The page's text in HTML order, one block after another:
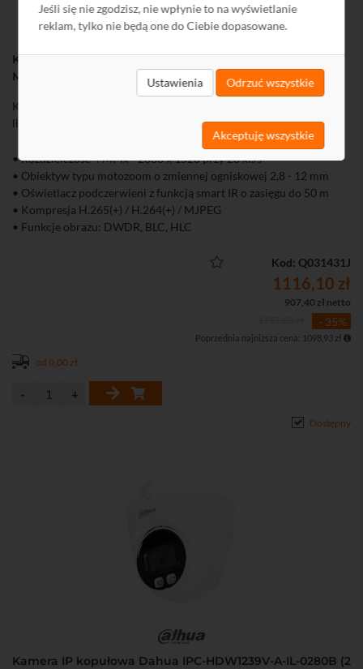
Jeśli się nie zgodzisz, nie wpłynie to na wyświetlanie
reklam, tylko nie będą one do Ciebie dopasowane.
Ustawienia Odrzuć wszystkie
Akceptuję wszystkie
Kamera IP tubowa Dahua IPC-HFW1431T-ZS-2812-S4 (4
Mpix, 2,8 - 12 mm Motozoom, 0,03 lx, IR do 50 m, H.265)
Kamera IP tubowa Dahua należąca do budżetowych rozwiązań z
linii Entry 4 Mpix. Czułość 0,03 lx. Obiektyw 2,8 - 12 mm.
• Rozdzielczość 4 MPix - 2688 x 1520 przy 20 kl./s
• Obiektyw typu motozoom o zmiennej ogniskowej 2,8 - 12 mm
• Oświetlacz podczerwieni z funkcją smart IR o zasięgu do 50 m
• Kompresja H.265(+) / H.264(+) / MJPEG
• Funkcje obrazu: DWDR, BLC, HLC
Kod: Q031431J
1116,10 zł
907,40 zł netto
- 35%
Poprzednia najniższa cena: 1098,93 zł
od 0,00 zł
Dostępny
Kamera IP kopułowa Dahua IPC-HDW1239V-A-IL-0280B (2